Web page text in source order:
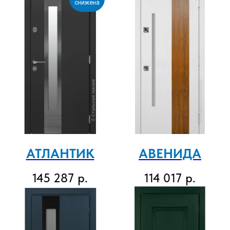
снижена
АТЛАНТИК
145 287 р.
АВЕНИДА
114 017 р.